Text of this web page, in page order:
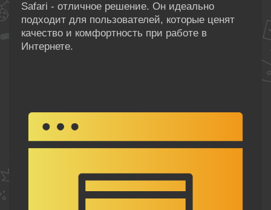
Safari - отличное решение. Он идеально
подходит для пользователей, которые ценят
качество и комфортность при работе в
Интернете.